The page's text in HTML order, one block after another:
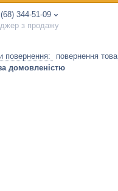
344-51-09
з продажу
повернення
домовленістю